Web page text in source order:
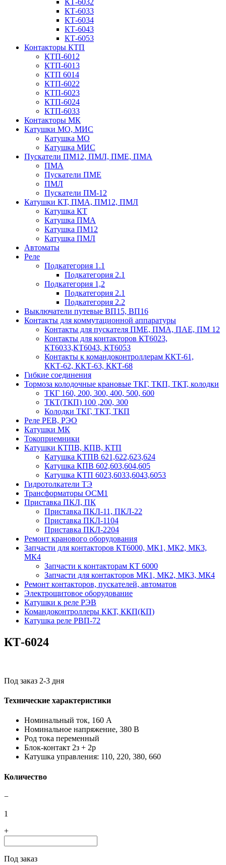
КТ-6032
КТ-6033
КТ-6034
КТ-6043
КТ-6053
Контакторы КТП
КТП-6012
КТП-6013
КТП 6014
КТП-6022
КТП-6023
КТП-6024
КТП-6033
Контакторы МК
Катушки МО, МИС
Катушка МО
Катушка МИС
Пускатели ПМ12, ПМЛ, ПМЕ, ПМА
ПМА
Пускатели ПМЕ
ПМЛ
Пускатели ПМ-12
Катушки КТ, ПМА, ПМ12, ПМЛ
Катушка КТ
Катушка ПМА
Катушка ПМ12
Катушка ПМЛ
Автоматы
Реле
Подкатегория 1.1
Подкатегория 2.1
Подкатегория 1,2
Подкатегория 2.1
Подкатегория 2.2
Выключатели путевые ВП15, ВП16
Контакты для коммутационной аппаратуры
Контакты для пускателя ПМЕ, ПМА, ПАЕ, ПМ 12
Контакты для контакторов КТ6023,
КТ6033,КТ6043, КТ6053
Контакты к командоконтроллерам ККТ-61,
ККТ-62, ККТ-63, ККТ-68
Гибкие соединения
Тормоза колодочные крановые ТКГ, ТКП, ТКТ, колодки
ТКГ 160, 200, 300, 400, 500, 600
ТКТ(ТКП) 100 ,200, 300
Колодки ТКГ, ТКТ, ТКП
Реле РЕВ, РЭО
Катушки МК
Токоприемники
Катушки КТПВ, КПВ, КТП
Катушка КТПВ 621,622,623,624
Катушка КПВ 602,603,604,605
Катушка КТП 6023,6033,6043,6053
Гидротолкатели ТЭ
Трансформаторы ОСМ1
Приставка ПКЛ, ПК
Приставка ПКЛ-11, ПКЛ-22
Приставка ПКЛ-1104
Приставка ПКЛ-2204
Ремонт кранового оборудования
Запчасти для контакторов КТ6000, МК1, МК2, МК3,
МК4
Запчасти к контакторам КТ 6000
Запчасти для контакторов МК1, МК2, МК3, МК4
Ремонт контакторов, пускателей, автоматов
Электрощитовое оборудование
Катушки к реле РЭВ
Командоконтроллеры ККТ, ККП(КП)
Катушка реле РВП-72
КТ-6024
Под заказ 2-3 дня
Технические характеристики
Номинальный ток, 160 А
Номинальное напряжение, 380 В
Род тока переменный
Блок-контакт 2з + 2р
Катушка управления: 110, 220, 380, 660
Количество
−
1
+
Под заказ